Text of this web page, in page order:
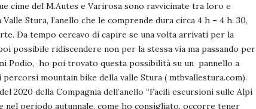
cime del M.Autes e Varirosa sono ravvicinate tra loro e
Stura, l’anello che le comprende dura circa 4 h – 4 h. 30,
Da tempo cercavo di capire se una volta arrivati per la
possibile ridiscendere non per la stessa via ma passando per
Podio, ho poi trovato questa possibilità su un pannello a
mountain bike della valle Stura ( mtbvallestura.com).
della Compagnia dell’anello “Facili escursioni sulle Alpi
nel periodo autunnale, come ho consigliato, occorre tener